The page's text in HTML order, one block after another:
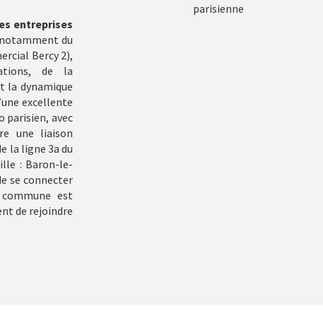
entreprises
du
Bercy 2),
de la
la dynamique
excellente
parisien, avec
une liaison
la ligne 3a du
: Baron-le-
se connecter
est
de rejoindre
parisienne